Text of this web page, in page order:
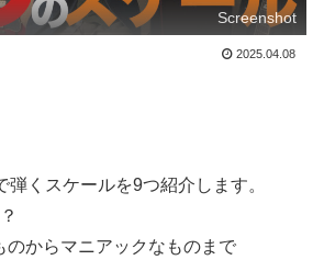
Screenshot
2025.04.08
弾くスケールを9つ紹介します。
のからマニアックなものまで